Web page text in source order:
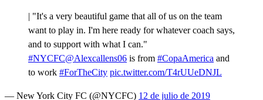
| "It's a very beautiful game that all of us on the team
want to play in. I'm here ready for whatever coach says,
and to support with what I can."
#NYCFC@Alexcallens06 is from #CopaAmerica and
to work #ForTheCity pic.twitter.com/T4rUUeDNJL
— New York City FC (@NYCFC) 12 de julio de 2019